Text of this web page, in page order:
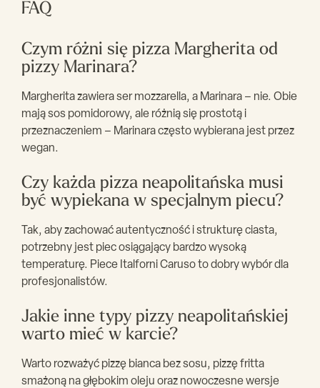
FAQ
Czym różni się pizza Margherita od
pizzy Marinara?
Margherita zawiera ser mozzarella, a Marinara – nie. Obie
mają sos pomidorowy, ale różnią się prostotą i
przeznaczeniem – Marinara często wybierana jest przez
wegan.
Czy każda pizza neapolitańska musi
być wypiekana w specjalnym piecu?
Tak, aby zachować autentyczność i strukturę ciasta,
potrzebny jest piec osiągający bardzo wysoką
temperaturę. Piece Italforni Caruso to dobry wybór dla
profesjonalistów.
Jakie inne typy pizzy neapolitańskiej
warto mieć w karcie?
Warto rozważyć pizzę bianca bez sosu, pizzę fritta
smażoną na głębokim oleju oraz nowoczesne wersje